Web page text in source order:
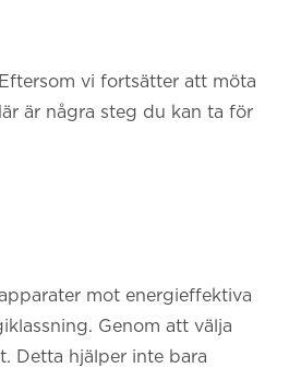
vi fortsätter att möta
är några steg du kan ta för
mot energieffektiva
Genom att välja
Detta hjälper inte bara